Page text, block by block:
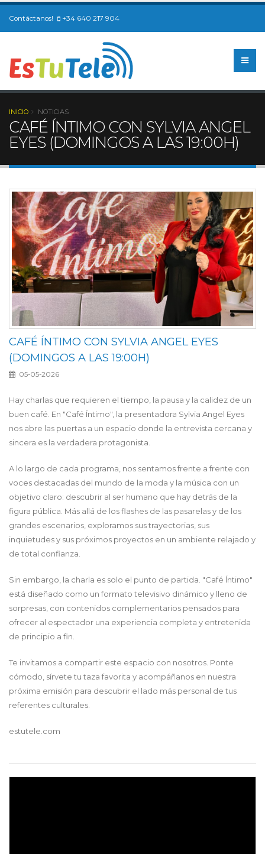
Contáctanos! +34 640 217 904
INICIO NOTICIAS
CAFÉ ÍNTIMO CON SYLVIA ANGEL
EYES (DOMINGOS A LAS 19:00H)
CAFÉ ÍNTIMO CON SYLVIA ANGEL EYES
(DOMINGOS A LAS 19:00H)
05-05-2026
Hay charlas que requieren el tiempo, la pausa y la calidez de un
buen café. En "Café Íntimo", la presentadora Sylvia Angel Eyes
nos abre las puertas a un espacio donde la entrevista cercana y
sincera es la verdadera protagonista.
A lo largo de cada programa, nos sentamos frente a frente con
voces destacadas del mundo de la moda y la música con un
objetivo claro: descubrir al ser humano que hay detrás de la
figura pública. Más allá de los flashes de las pasarelas y de los
grandes escenarios, exploramos sus trayectorias, sus
inquietudes y sus próximos proyectos en un ambiente relajado y
de total confianza.
Sin embargo, la charla es solo el punto de partida. "Café Íntimo"
está diseñado como un formato televisivo dinámico y lleno de
sorpresas, con contenidos complementarios pensados para
ofrecer al espectador una experiencia completa y entretenida
de principio a fin.
Te invitamos a compartir este espacio con nosotros. Ponte
cómodo, sírvete tu taza favorita y acompáñanos en nuestra
próxima emisión para descubrir el lado más personal de tus
referentes culturales.
estutele.com